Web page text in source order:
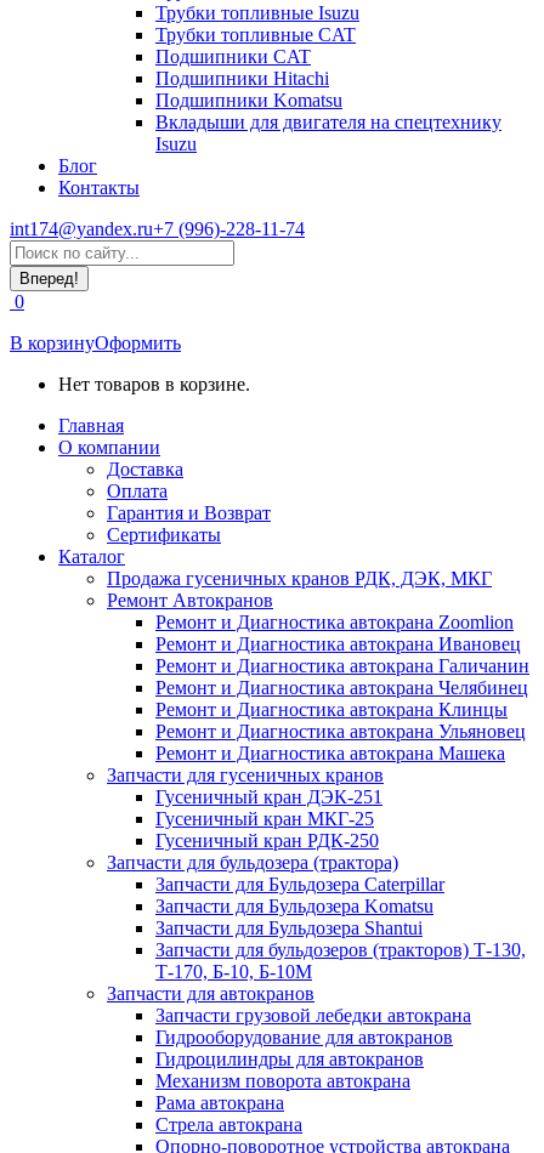
Трубки топливные Isuzu
Трубки топливные CAT
Подшипники CAT
Подшипники Hitachi
Подшипники Komatsu
Вкладыши для двигателя на спецтехнику
Isuzu
Блог
Контакты
int174@yandex.ru+7 (996)-228-11-74
Страница
WhatsApp
открывается
в
новом
окне
Поиск:
0
В корзинуОформить
Нет товаров в корзине.
Главная
О компании
Доставка
Оплата
Гарантия и Возврат
Сертификаты
Каталог
Продажа гусеничных кранов РДК, ДЭК, МКГ
Ремонт Автокранов
Ремонт и Диагностика автокрана Zoomlion
Ремонт и Диагностика автокрана Ивановец
Ремонт и Диагностика автокрана Галичанин
Ремонт и Диагностика автокрана Челябинец
Ремонт и Диагностика автокрана Клинцы
Ремонт и Диагностика автокрана Ульяновец
Ремонт и Диагностика автокрана Машека
Запчасти для гусеничных кранов
Гусеничный кран ДЭК-251
Гусеничный кран МКГ-25
Гусеничный кран РДК-250
Запчасти для бульдозера (трактора)
Запчасти для Бульдозера Caterpillar
Запчасти для Бульдозера Komatsu
Запчасти для Бульдозера Shantui
Запчасти для бульдозеров (тракторов) Т-130,
Т-170, Б-10, Б-10М
Запчасти для автокранов
Запчасти грузовой лебедки автокрана
Гидрооборудование для автокранов
Гидроцилиндры для автокранов
Механизм поворота автокрана
Рама автокрана
Стрела автокрана
Опорно-поворотное устройства автокрана